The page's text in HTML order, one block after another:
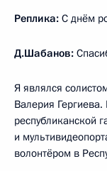
Реплика: С днём
Д.Шабанов:
Я являлся
Валерия
республиканской
и
волонтёром в